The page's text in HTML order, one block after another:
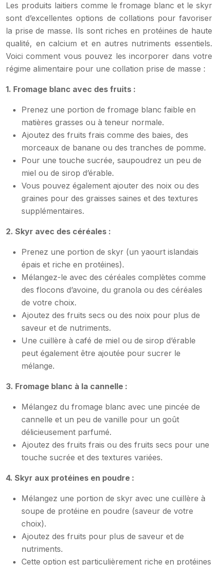
Les produits laitiers comme le fromage blanc et le skyr
sont d’excellentes options de collations pour favoriser
la prise de masse. Ils sont riches en protéines de haute
qualité, en calcium et en autres nutriments essentiels.
Voici comment vous pouvez les incorporer dans votre
régime alimentaire pour une collation prise de masse :
1. Fromage blanc avec des fruits :
Prenez une portion de fromage blanc faible en
matières grasses ou à teneur normale.
Ajoutez des fruits frais comme des baies, des
morceaux de banane ou des tranches de pomme.
Pour une touche sucrée, saupoudrez un peu de
miel ou de sirop d’érable.
Vous pouvez également ajouter des noix ou des
graines pour des graisses saines et des textures
supplémentaires.
2. Skyr avec des céréales :
Prenez une portion de skyr (un yaourt islandais
épais et riche en protéines).
Mélangez-le avec des céréales complètes comme
des flocons d’avoine, du granola ou des céréales
de votre choix.
Ajoutez des fruits secs ou des noix pour plus de
saveur et de nutriments.
Une cuillère à café de miel ou de sirop d’érable
peut également être ajoutée pour sucrer le
mélange.
3. Fromage blanc à la cannelle :
Mélangez du fromage blanc avec une pincée de
cannelle et un peu de vanille pour un goût
délicieusement parfumé.
Ajoutez des fruits frais ou des fruits secs pour une
touche sucrée et des textures variées.
4. Skyr aux protéines en poudre :
Mélangez une portion de skyr avec une cuillère à
soupe de protéine en poudre (saveur de votre
choix).
Ajoutez des fruits pour plus de saveur et de
nutriments.
Cette option est particulièrement riche en protéines